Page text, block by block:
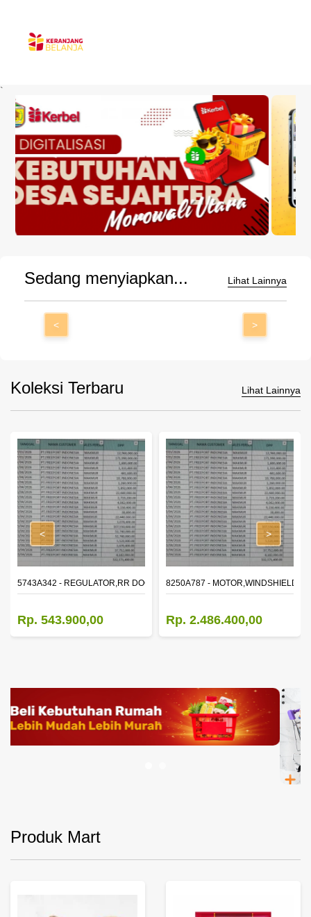
`
Sedang menyiapkan... Lihat Lainnya
< >
Koleksi Terbaru Lihat Lainnya
WINDOW,LH
5743A342 - REGULATOR,RR DOOR WINDOW,RH
Rp. 543.900,00
8250A787 - MOTOR,WINDSHIELD
Rp. 2.486.400,00
< >
Produk Mart